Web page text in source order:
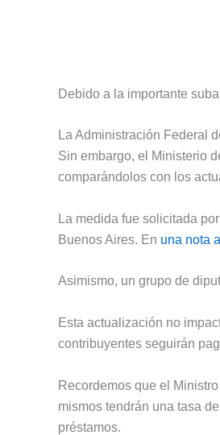
Debido a la importante
La Administración Federal
Sin embargo, el Ministerio
comparándolos con los
La medida fue solicitada
Buenos Aires. En una nota
Asimismo, un grupo de
Esta actualización no
contribuyentes seguirán
Recordemos que el
mismos tendrán una tasa
préstamos.